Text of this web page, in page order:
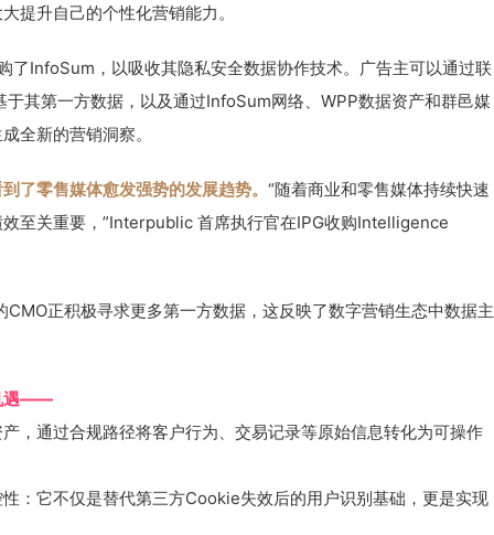
提升自己的个性化营销能力。
了InfoSum，以吸收其隐私安全数据协作技术。广告主可以通过联
其第一方数据，以及通过InfoSum网络、WPP数据资产和群邑媒
全新的营销洞察。
了零售媒体愈发强势的发展趋势。 “随着商业和零售媒体持续快速
至关重要，”Interpublic 首席执行官在IPG收购Intelligence
正积极寻求更多第一方数据，这反映了数字营销生态中数据主
遇——
，通过合规路径将客户行为、交易记录等原始信息转化为可操作
：它不仅是替代第三方Cookie失效后的用户识别基础，更是实现